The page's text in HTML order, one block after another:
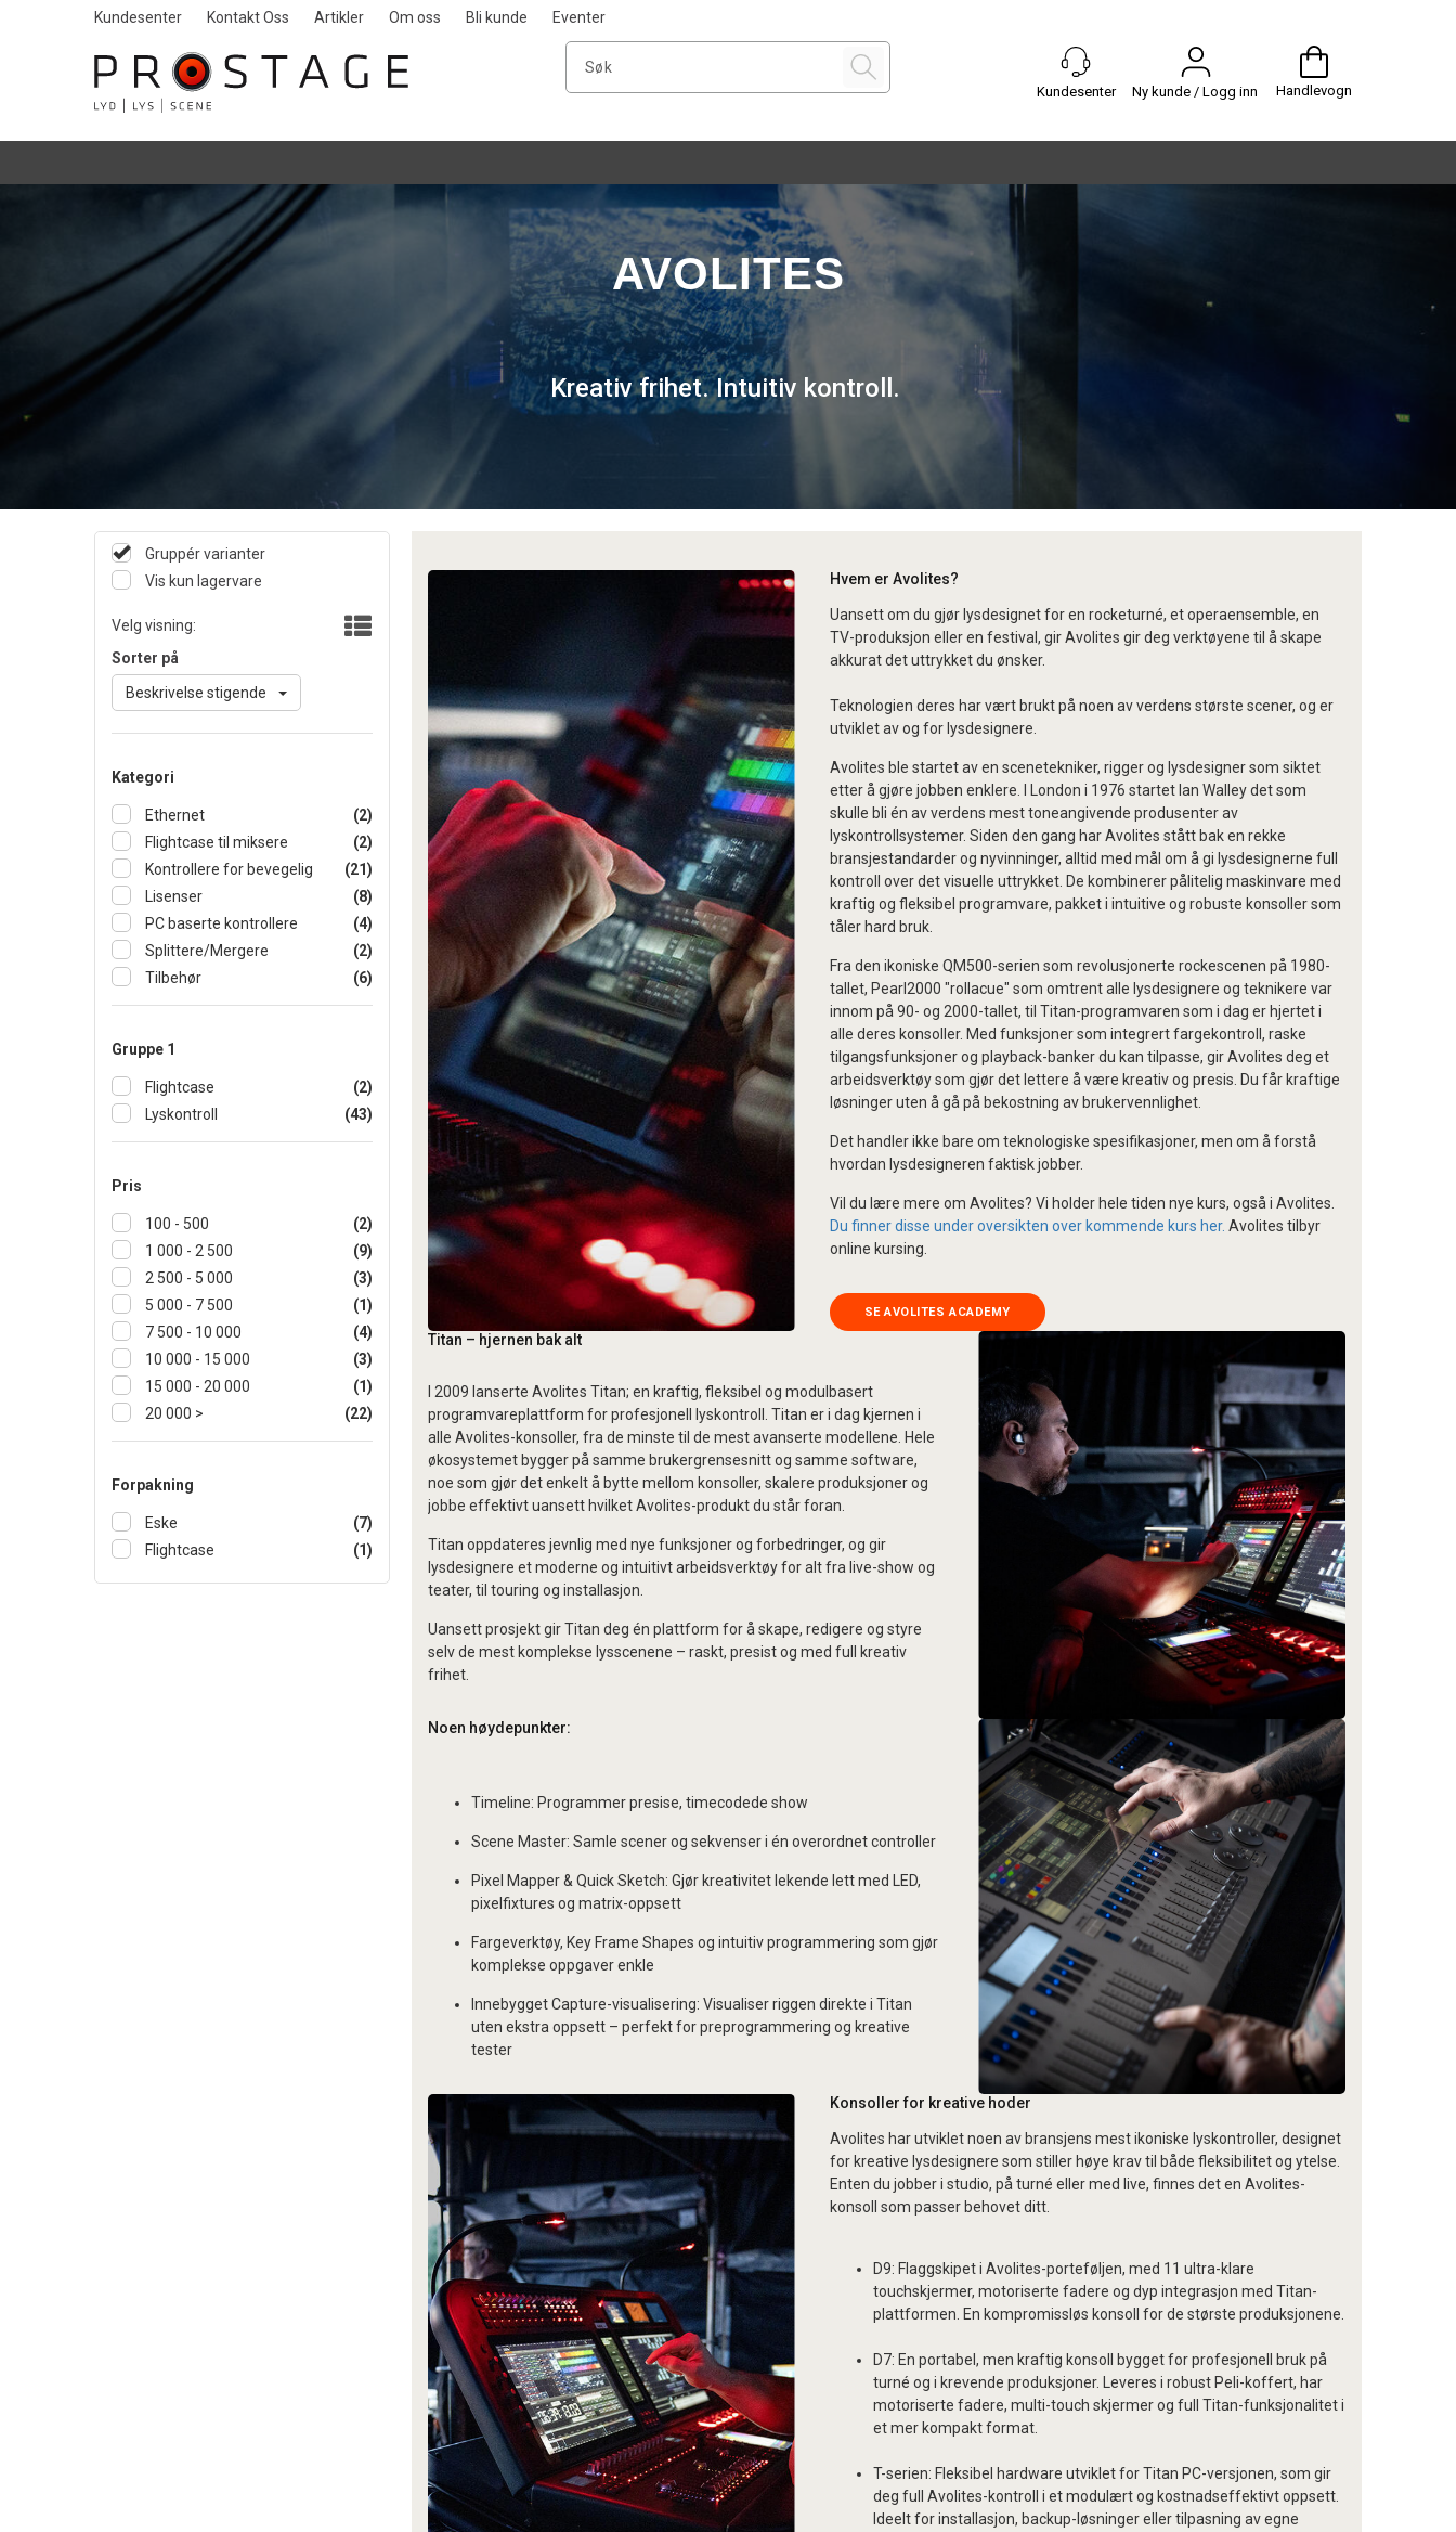
Kundesenter Kontakt Oss Artikler Om oss Bli kunde Eventer
Ny kunde / Logg inn Handlevogn
AVOLITES
Kreativ frihet. Intuitiv kontroll.
Gruppér varianter
Vis kun lagervare
Velg visning:
Sorter på
Beskrivelse stigende
Kategori
Ethernet
(2)
Flightcase til miksere
(2)
Kontrollere for bevegelig
(21)
Lisenser
(8)
PC baserte kontrollere
(4)
Splittere/Mergere
(2)
Tilbehør
(6)
Gruppe 1
Flightcase
(2)
Lyskontroll
(43)
Pris
100 - 500
(2)
1 000 - 2 500
(9)
2 500 - 5 000
(3)
5 000 - 7 500
(1)
7 500 - 10 000
(4)
10 000 - 15 000
(3)
15 000 - 20 000
(1)
20 000 >
(22)
Forpakning
Eske
(7)
Flightcase
(1)
Hvem er Avolites?
Uansett om du gjør lysdesignet for en rocketurné, et operaensemble, en
TV-produksjon eller en festival, gir Avolites gir deg verktøyene til å skape
akkurat det uttrykket du ønsker.
Teknologien deres har vært brukt på noen av verdens største scener, og er
utviklet av og for lysdesignere.
Avolites ble startet av en scenetekniker, rigger og lysdesigner som siktet
etter å gjøre jobben enklere. I London i 1976 startet Ian Walley det som
skulle bli én av verdens mest toneangivende produsenter av
lyskontrollsystemer. Siden den gang har Avolites stått bak en rekke
bransjestandarder og nyvinninger, alltid med mål om å gi lysdesignerne full
kontroll over det visuelle uttrykket. De kombinerer pålitelig maskinvare med
kraftig og fleksibel programvare, pakket i intuitive og robuste konsoller som
tåler hard bruk.
Fra den ikoniske QM500-serien som revolusjonerte rockescenen på 1980-
tallet, Pearl2000 "rollacue" som omtrent alle lysdesignere og teknikere var
innom på 90- og 2000-tallet, til Titan-programvaren som i dag er hjertet i
alle deres konsoller. Med funksjoner som integrert fargekontroll, raske
tilgangsfunksjoner og playback-banker du kan tilpasse, gir Avolites deg et
arbeidsverktøy som gjør det lettere å være kreativ og presis. Du får kraftige
løsninger uten å gå på bekostning av brukervennlighet.
Det handler ikke bare om teknologiske spesifikasjoner, men om å forstå
hvordan lysdesigneren faktisk jobber.
Vil du lære mere om Avolites? Vi holder hele tiden nye kurs, også i Avolites.
Du finner disse under oversikten over kommende kurs her. Avolites tilbyr
online kursing.
SE AVOLITES ACADEMY
Titan – hjernen bak alt
I 2009 lanserte Avolites Titan; en kraftig, fleksibel og modulbasert
programvareplattform for profesjonell lyskontroll. Titan er i dag kjernen i
alle Avolites-konsoller, fra de minste til de mest avanserte modellene. Hele
økosystemet bygger på samme brukergrensesnitt og samme software,
noe som gjør det enkelt å bytte mellom konsoller, skalere produksjoner og
jobbe effektivt uansett hvilket Avolites-produkt du står foran.
Titan oppdateres jevnlig med nye funksjoner og forbedringer, og gir
lysdesignere et moderne og intuitivt arbeidsverktøy for alt fra live-show og
teater, til touring og installasjon.
Uansett prosjekt gir Titan deg én plattform for å skape, redigere og styre
selv de mest komplekse lysscenene – raskt, presist og med full kreativ
frihet.
Noen høydepunkter:
Timeline: Programmer presise, timecodede show
Scene Master: Samle scener og sekvenser i én overordnet controller
Pixel Mapper & Quick Sketch: Gjør kreativitet lekende lett med LED,
pixelfixtures og matrix-oppsett
Fargeverktøy, Key Frame Shapes og intuitiv programmering som gjør
komplekse oppgaver enkle
Innebygget Capture-visualisering: Visualiser riggen direkte i Titan
uten ekstra oppsett – perfekt for preprogrammering og kreative
tester
Konsoller for kreative hoder
Avolites har utviklet noen av bransjens mest ikoniske lyskontroller, designet
for kreative lysdesignere som stiller høye krav til både fleksibilitet og ytelse.
Enten du jobber i studio, på turné eller med live, finnes det en Avolites-
konsoll som passer behovet ditt.
D9: Flaggskipet i Avolites-porteføljen, med 11 ultra-klare
touchskjermer, motoriserte fadere og dyp integrasjon med Titan-
plattformen. En kompromissløs konsoll for de største produksjonene.
D7: En portabel, men kraftig konsoll bygget for profesjonell bruk på
turné og i krevende produksjoner. Leveres i robust Peli-koffert, har
motoriserte fadere, multi-touch skjermer og full Titan-funksjonalitet i
et mer kompakt format.
T-serien: Fleksibel hardware utviklet for Titan PC-versjonen, som gir
deg full Avolites-kontroll i et modulært og kostnadseffektivt oppsett.
Ideelt for installasjon, backup-løsninger eller tilpasning av egne